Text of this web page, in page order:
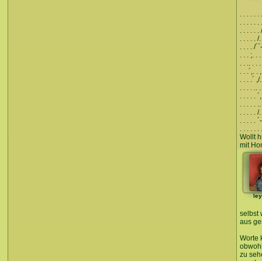
. . . . . .
. . . . . .
. . . . . .
. . . . . /
. . . . /
. . . ;. .
. . .. . .
. . .´,. .
. . . .´
. . . . ..
. . . . .
. . . . .
. . . . . /
. . . . .
. . . . . .
Wollt
mit
selbst
aus
Worte
zu